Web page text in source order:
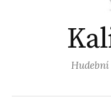
Hudební